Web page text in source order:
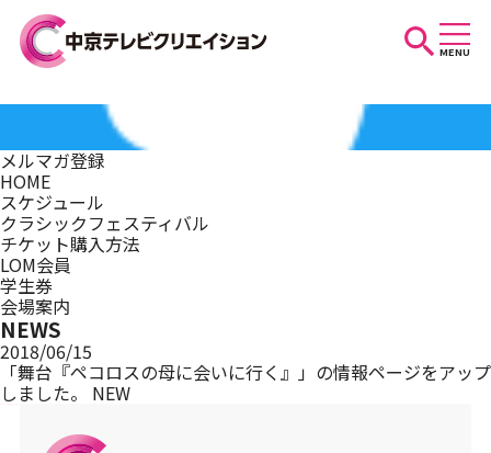
MENU
お知らせ
スケジュール
イベントを探す
団体・法人の方へ
メルマガ登録
HOME
スケジュール
クラシックフェスティバル
チケット購入方法
LOM会員
学生券
会場案内
NEWS
2018/06/15
「舞台『ペコロスの母に会いに行く』」の情報ページをアップ
しました。 NEW